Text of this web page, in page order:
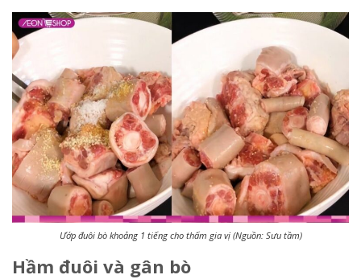
Ướp đuôi bò khoảng 1 tiếng cho thấm gia vị (Nguồn: Sưu tầm)
Hầm đuôi và gân bò